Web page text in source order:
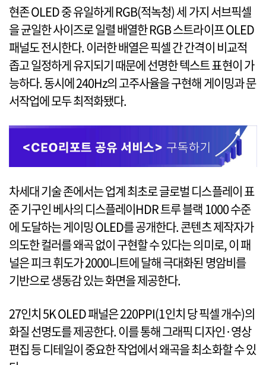
현존 OLED 중 유일하게 RGB(적녹청) 세 가지 서브픽셀
을 균일한 사이즈로 일렬 배열한 RGB 스트라이프 OLED
패널도 전시한다. 이러한 배열은 픽셀 간 간격이 비교적
좁고 일정하게 유지되기 때문에 선명한 텍스트 표현이 가
능하다. 동시에 240Hz의 고주사율을 구현해 게이밍과 문
서작업에 모두 최적화됐다.
차세대 기술 존에서는 업계 최초로 글로벌 디스플레이 표
준 기구인 베사의 디스플레이HDR 트루 블랙 1000 수준
에 도달하는 게이밍 OLED를 공개한다. 콘텐츠 제작자가
의도한 컬러를 왜곡 없이 구현할 수 있다는 의미로, 이 패
널은 피크 휘도가 2000니트에 달해 극대화된 명암비를
기반으로 생동감 있는 화면을 제공한다.
27인치 5K OLED 패널은 220PPI(1인치 당 픽셀 개수)의
화질 선명도를 제공한다. 이를 통해 그래픽 디자인·영상
편집 등 디테일이 중요한 작업에서 왜곡을 최소화할 수 있